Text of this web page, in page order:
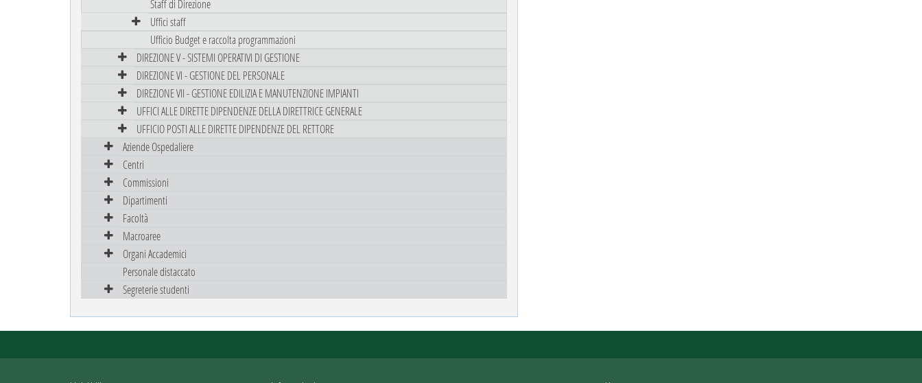
Staff di Direzione
Uffici staff
Ufficio Budget e raccolta programmazioni
DIREZIONE V - SISTEMI OPERATIVI DI GESTIONE
DIREZIONE VI - GESTIONE DEL PERSONALE
DIREZIONE VII - GESTIONE EDILIZIA E MANUTENZIONE IMPIANTI
UFFICI ALLE DIRETTE DIPENDENZE DELLA DIRETTRICE GENERALE
UFFICIO POSTI ALLE DIRETTE DIPENDENZE DEL RETTORE
Aziende Ospedaliere
Centri
Commissioni
Dipartimenti
Facoltà
Macroaree
Organi Accademici
Personale distaccato
Segreterie studenti